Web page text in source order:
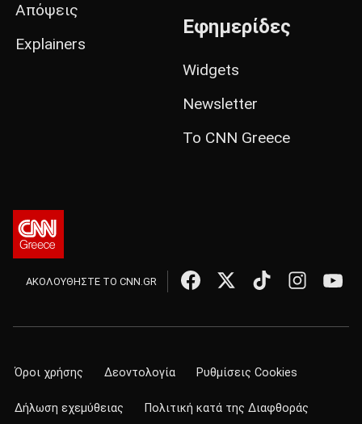
Απόψεις
Explainers
Εφημερίδες
Widgets
Newsletter
Το CNN Greece
ΑΚΟΛΟΥΘΗΣΤΕ ΤΟ CNN.GR
Όροι χρήσης Δεοντολογία Ρυθμίσεις Cookies
Δήλωση εχεμύθειας Πολιτική κατά της Διαφθοράς